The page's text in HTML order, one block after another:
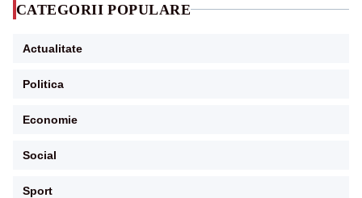
CATEGORII POPULARE
Actualitate
Politica
Economie
Social
Sport